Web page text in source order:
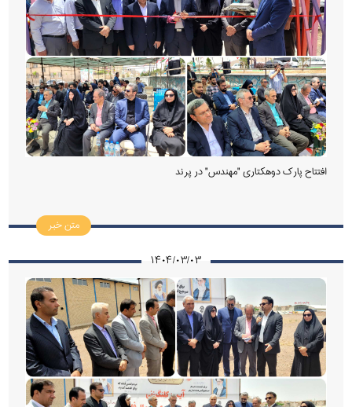
افتتاح پارک دوهکتاری "مهندس" در پرند
متن خبر
۱۴۰۴/۰۳/۰۳